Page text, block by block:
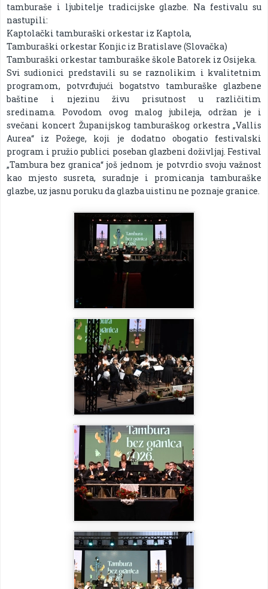
tamburaše i ljubitelje tradicijske glazbe. Na festivalu su
nastupili:
Kaptolački tamburaški orkestar iz Kaptola,
Tamburaški orkestar Konjic iz Bratislave (Slovačka)
Tamburaški orkestar tamburaške škole Batorek iz Osijeka.
Svi sudionici predstavili su se raznolikim i kvalitetnim
programom, potvrđujući bogatstvo tamburaške glazbene
baštine i njezinu živu prisutnost u različitim
sredinama. Povodom ovog malog jubileja, održan je i
svečani koncert Županijskog tamburaškog orkestra „Vallis
Aurea“ iz Požege, koji je dodatno obogatio festivalski
program i pružio publici poseban glazbeni doživljaj. Festival
„Tambura bez granica“ još jednom je potvrdio svoju važnost
kao mjesto susreta, suradnje i promicanja tamburaške
glazbe, uz jasnu poruku da glazba uistinu ne poznaje granice.